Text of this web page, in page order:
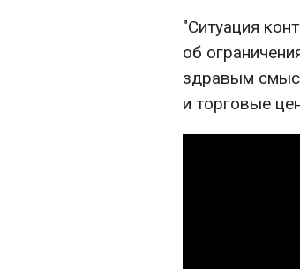
"Ситуация
об
здравым
и торговые